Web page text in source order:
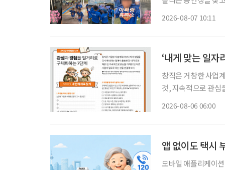
2026-08-07 10:11
‘내게 맞는 일자
창직은 거창한 사업
것, 지속적으로 관심을
2026-08-06 06:00
앱 없이도 택시
모바일 애플리케이